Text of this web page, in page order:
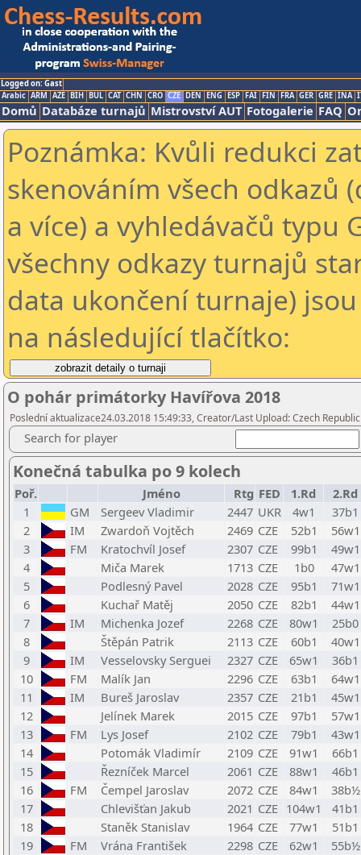
Logged on: Gast
Arabic ARM AZE BIH BUL CAT CHN CRO CZE DEN ENG ESP FAI FIN FRA GER GRE INA
Domů Databáze turnajů Mistrovství AUT Fotogalerie FAQ
Poznámka: Kvůli redukci
skenováním všech odkazů
a více) a vyhledávačů typu
všechny odkazy turnajů
data ukončení turnaje)
na následující tlačítko:
O pohár primátorky Havířova 2018
Poslední aktualizace24.03.2018 15:49:33, Creator/Last Upload: Czech
Search for player
Konečná tabulka po 9 kolech
Poř. Jméno Rtg FED 1.Rd
2.Rd
1
GM Sergeev Vladimir 2447 UKR 4w1
37b1
2
IM Zwardoň Vojtěch 2469 CZE 52b1
56w1
3
FM Kratochvíl Josef 2307 CZE 99b1
49w1
4
Miča Marek 1713 CZE 1b0
47w1
5
Podlesný Pavel 2028 CZE 95b1
71w1
6
Kuchař Matěj 2050 CZE 82b1
44w1
7
IM Michenka Jozef 2268 CZE 80w1
25b0
8
Štěpán Patrik 2113 CZE 60b1
40w1
9
IM Vesselovsky Serguei 2327 CZE 65w1
36b1
10
FM Malík Jan 2296 CZE 63b1
64w1
11
IM Bureš Jaroslav 2357 CZE 21b1
45w1
12
Jelínek Marek 2015 CZE 97b1
57w1
13
FM Lys Josef 2102 CZE 79b1
43w1
14
Potomák Vladimír 2109 CZE 91w1
66b1
15
Řezníček Marcel 2061 CZE 88w1
46b1
16
FM Čempel Jaroslav 2072 CZE 84w1
38b½
17
Chlevišťan Jakub 2021 CZE 104w1
41b1
18
Staněk Stanislav 1964 CZE 77w1
51b1
19
FM Vrána František 2298 CZE 62w1
55b½